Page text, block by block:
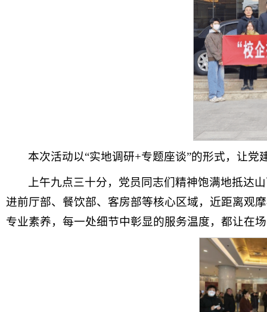
本次活动以“实地调研+专题座谈”的形式，让
上午九点三十分，党员同志们精神饱满地抵达
进前厅部、餐饮部、客房部等核心区域，近距离观
专业素养，每一处细节中彰显的服务温度，都让在